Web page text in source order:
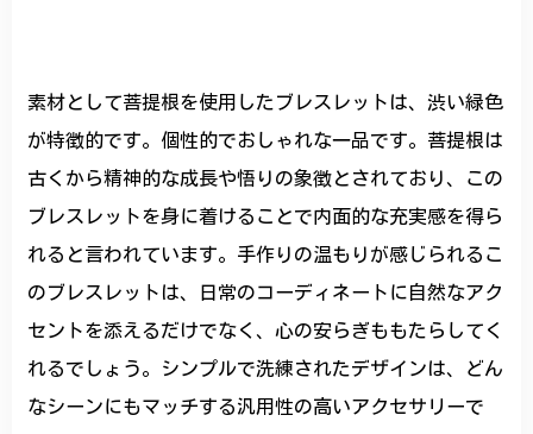
素材として菩提根を使用したブレスレットは、渋い緑色
が特徴的です。個性的でおしゃれな一品です。菩提根は
古くから精神的な成長や悟りの象徴とされており、この
ブレスレットを身に着けることで内面的な充実感を得ら
れると言われています。手作りの温もりが感じられるこ
のブレスレットは、日常のコーディネートに自然なアク
セントを添えるだけでなく、心の安らぎももたらしてく
れるでしょう。シンプルで洗練されたデザインは、どん
なシーンにもマッチする汎用性の高いアクセサリーで